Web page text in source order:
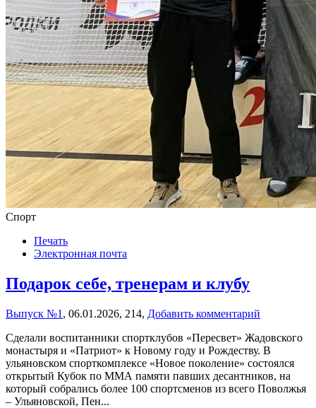
Спорт
Печать
Электронная почта
Подарок себе, тренерам и клубу
Выпуск №1 , 06.01.2026, 214, Добавить комментарий
Сделали воспитанники спортклубов «Пересвет» Жадовского
монастыря и «Патриот» к Новому году и Рождеству. В
ульяновском спорткомплексе «Новое поколение» состоялся
открытый Кубок по ММА памяти павших десантников, на
который собрались более 100 спортсменов из всего Поволжья
– Ульяновской, Пен...